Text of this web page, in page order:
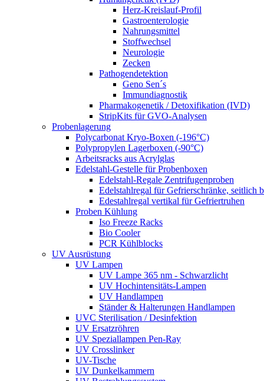
Herz-Kreislauf-Profil
Gastroenterologie
Nahrungsmittel
Stoffwechsel
Neurologie
Zecken
Pathogendetektion
Geno Sen´s
Immundiagnostik
Pharmakogenetik / Detoxifikation (IVD)
StripKits für GVO-Analysen
Probenlagerung
Polycarbonat Kryo-Boxen (-196°C)
Polypropylen Lagerboxen (-90°C)
Arbeitsracks aus Acrylglas
Edelstahl-Gestelle für Probenboxen
Edelstahl-Regale Zentrifugenproben
Edelstahlregal für Gefrierschränke, seitlich
Edestahlregal vertikal für Gefriertruhen
Proben Kühlung
Iso Freeze Racks
Bio Cooler
PCR Kühlblocks
UV Ausrüstung
UV Lampen
UV Lampe 365 nm - Schwarzlicht
UV Hochintensitäts-Lampen
UV Handlampen
Ständer & Halterungen Handlampen
UVC Sterilisation / Desinfektion
UV Ersatzröhren
UV Speziallampen Pen-Ray
UV Crosslinker
UV-Tische
UV Dunkelkammern